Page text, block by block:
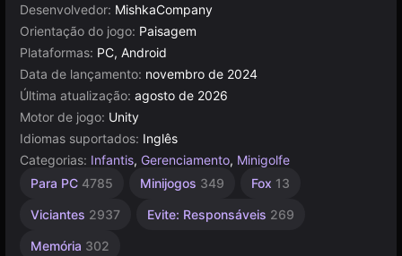
Desenvolvedor: MishkaCompany
Orientação do jogo: Paisagem
Plataformas: PC, Android
Data de lançamento: novembro de 2024
Última atualização: agosto de 2026
Motor de jogo: Unity
Idiomas suportados: Inglês
Categorias: Infantis, Gerenciamento, Minigolfe
Para PC 4785 Minijogos 349 Fox 13
Viciantes 2937 Evite: Responsáveis 269
Memória 302
Sem
2850
Fofos
Aprendizagem
Colecionismo
Pet
44
Construção
Alta
3572
Desenhos
46
Infantis
Navegador
Unity
3175